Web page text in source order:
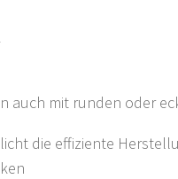
auch mit runden oder
die effiziente